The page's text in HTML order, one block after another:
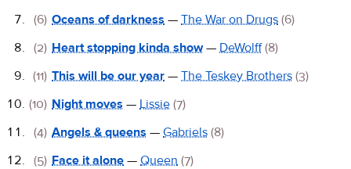
(6) Oceans of darkness — The War on Drugs (6)
(2) Heart stopping kinda show— DeWolff (8)
(11) This will be our year — The Teskey Brothers (3)
(10) Night moves — Lissie (7)
(4) Angels & queens — Gabriels (8)
(5) Face it alone — Queen (7)